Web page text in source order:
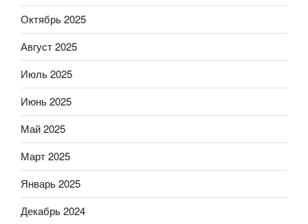
Октябрь 2025
Август 2025
Июль 2025
Июнь 2025
Май 2025
Март 2025
Январь 2025
Декабрь 2024